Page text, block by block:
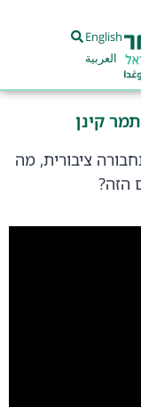
English
العربية
קינן
ציבורית, מה
הזה?